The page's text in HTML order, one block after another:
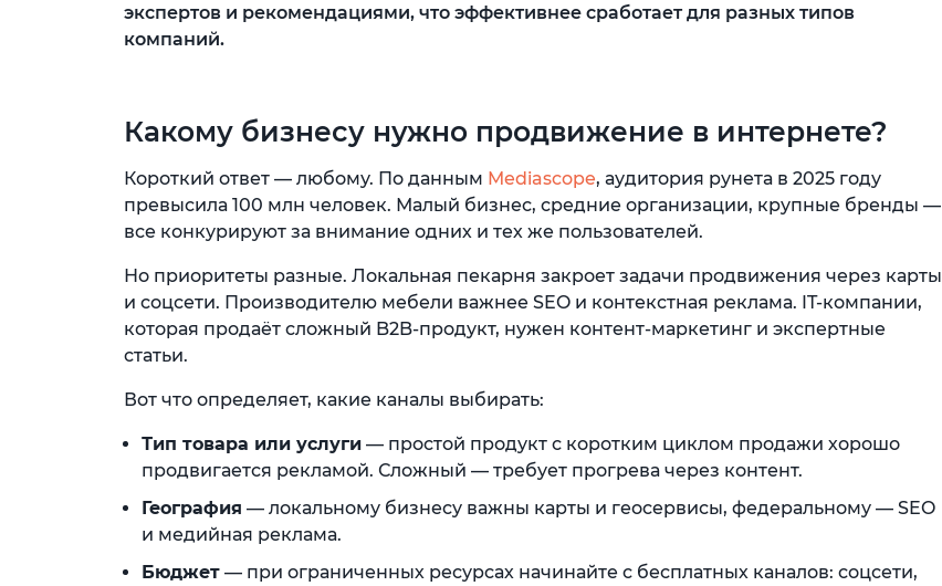
экспертов и рекомендациями, что эффективнее сработает для разных типов
компаний.
Какому бизнесу нужно продвижение в интернете?
Короткий ответ — любому. По данным Mediascope, аудитория рунета в 2025 году
превысила 100 млн человек. Малый бизнес, средние организации, крупные бренды —
все конкурируют за внимание одних и тех же пользователей.
Но приоритеты разные. Локальная пекарня закроет задачи продвижения через карты
и соцсети. Производителю мебели важнее SEO и контекстная реклама. IT-компании,
которая продаёт сложный B2B-продукт, нужен контент-маркетинг и экспертные
статьи.
Вот что определяет, какие каналы выбирать:
Тип товара или услуги — простой продукт с коротким циклом продажи хорошо
продвигается рекламой. Сложный — требует прогрева через контент.
География — локальному бизнесу важны карты и геосервисы, федеральному — SEO
и медийная реклама.
Бюджет — при ограниченных ресурсах начинайте с бесплатных каналов: соцсети,